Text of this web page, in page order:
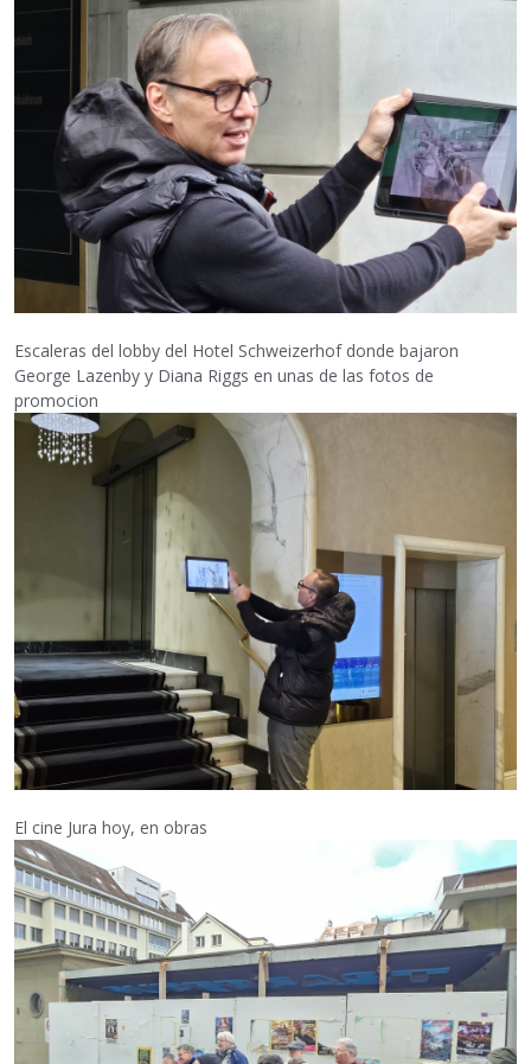
Escaleras del lobby del Hotel Schweizerhof donde bajaron
George Lazenby y Diana Riggs en unas de las fotos de
promocion
El cine Jura hoy, en obras